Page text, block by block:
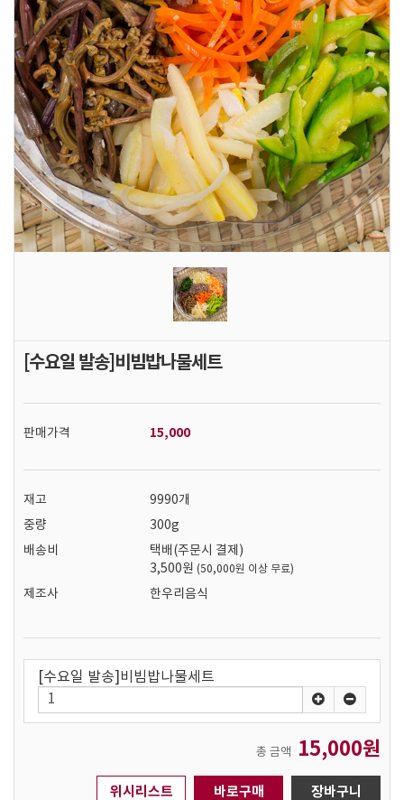
[수요일 발송]비빔밥나물세트
판매가격 15,000
재고
9990개
중량
300g
배송비
택배(주문시 결제)
3,500원 (50,000원 이상 무료)
제조사 한우리음식
[수요일 발송]비빔밥나물세트
총 금액 15,000원
위시리스트